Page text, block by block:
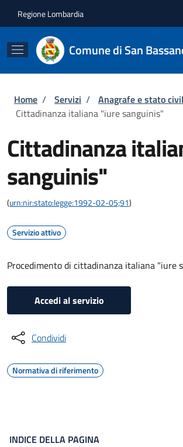
Regione Lombardia
Comune di San
Briciole di pane
Home / Servizi / Anagrafe e stato
Cittadinanza italiana "iure sanguinis"
Cittadinanza
sanguinis"
(urn:nir:stato:legge:1992-02-05;91)
Servizio attivo
Procedimento di cittadinanza italiana "iure
Accedi al servizio
Condividi
Normativa di riferimento
INDICE DELLA PAGINA